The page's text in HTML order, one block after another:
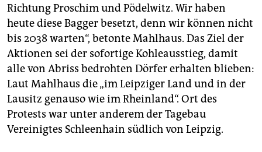
Richtung Proschim und Pödelwitz. Wir haben
heute diese Bagger besetzt, denn wir können nicht
bis 2038 warten“, betonte Mahlhaus. Das Ziel der
Aktionen sei der sofortige Kohleausstieg, damit
alle von Abriss bedrohten Dörfer erhalten blieben:
Laut Mahlhaus die „im Leipziger Land und in der
Lausitz genauso wie im Rheinland“. Ort des
Protests war unter anderem der Tagebau
Vereinigtes Schleenhain südlich von Leipzig.